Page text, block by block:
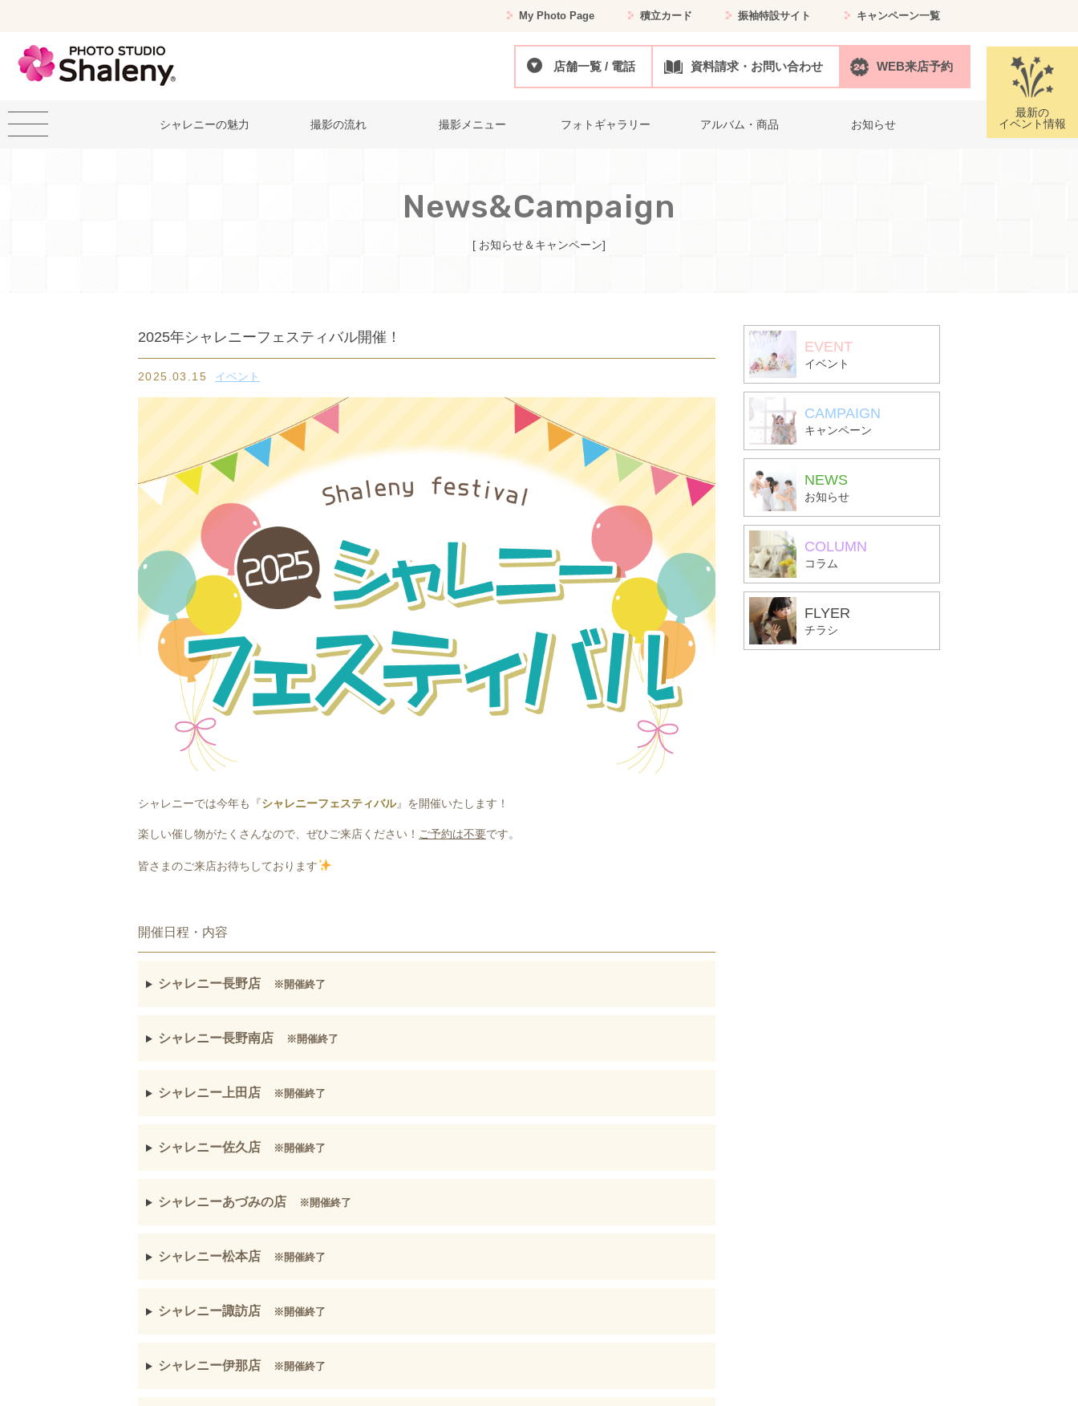
My Photo Page 積立カード 振袖特設サイト キャンペーン一覧
店舗一覧 / 電話 資料請求・お問い合わせ WEB来店予約
最新の
イベント情報
シャレニーの魅力 撮影の流れ 撮影メニュー フォトギャラリー アルバム・商品 お知らせ
News&Campaign
[ お知らせ＆キャンペーン]
2025年シャレニーフェスティバル開催！
2025.03.15 イベント
シャレニーでは今年も『シャレニーフェスティバル』を開催いたします！
楽しい催し物がたくさんなので、ぜひご来店ください！ ご予約は不要です。
皆さまのご来店お待ちしております
開催日程・内容
シャレニー長野店 ※開催終了
シャレニー長野南店 ※開催終了
シャレニー上田店 ※開催終了
シャレニー佐久店 ※開催終了
シャレニーあづみの店 ※開催終了
シャレニー松本店 ※開催終了
シャレニー諏訪店 ※開催終了
シャレニー伊那店 ※開催終了
EVENT
イベント
CAMPAIGN
キャンペーン
NEWS
お知らせ
COLUMN
コラム
FLYER
チラシ